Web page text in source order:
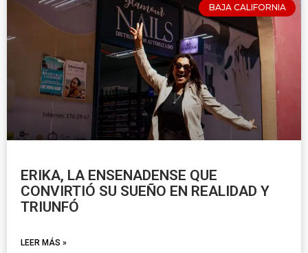
BAJA CALIFORNIA
ERIKA, LA ENSENADENSE QUE
CONVIRTIÓ SU SUEÑO EN REALIDAD Y
TRIUNFÓ
LEER MÁS »